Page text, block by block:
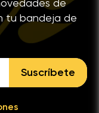
de
tu bandeja de
Suscríbete